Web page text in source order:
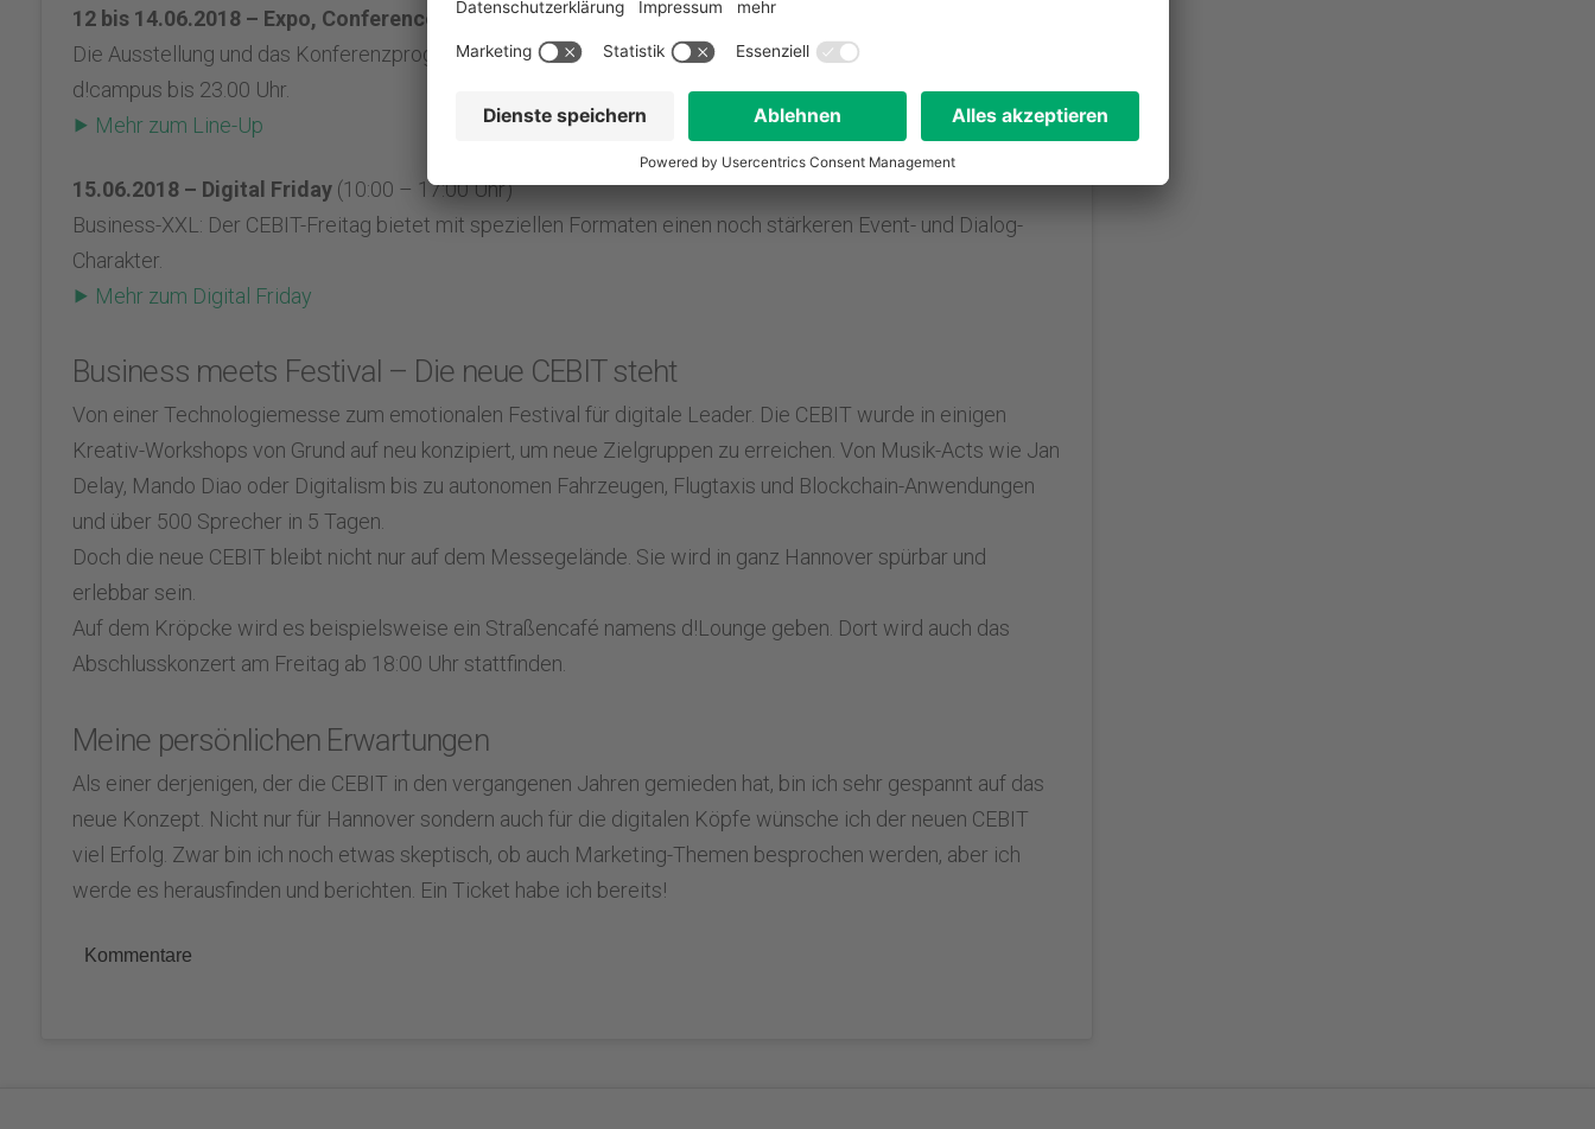
12 bis 14.06.2018 – Expo, Conference, Festival(10:00 – 23:00 Uhr)
Die Ausstellung und das Konferenzprogramm gehen bis 19:00 Uhr, die Abendveranstaltungen auf dem
d!campus bis 23.00 Uhr.
⯈ Mehr zum Line-Up
15.06.2018 – Digital Friday (10:00 – 17:00 Uhr)
Business-XXL: Der CEBIT-Freitag bietet mit speziellen Formaten einen noch stärkeren Event- und Dialog-
Charakter.
⯈ Mehr zum Digital Friday
Business meets Festival – Die neue CEBIT steht
Von einer Technologiemesse zum emotionalen Festival für digitale Leader. Die CEBIT wurde in einigen
Kreativ-Workshops von Grund auf neu konzipiert, um neue Zielgruppen zu erreichen. Von Musik-Acts wie Jan
Delay, Mando Diao oder Digitalism bis zu autonomen Fahrzeugen, Flugtaxis und Blockchain-Anwendungen
und über 500 Sprecher in 5 Tagen.
Doch die neue CEBIT bleibt nicht nur auf dem Messegelände. Sie wird in ganz Hannover spürbar und
erlebbar sein.
Auf dem Kröpcke wird es beispielsweise ein Straßencafé namens d!Lounge geben. Dort wird auch das
Abschlusskonzert am Freitag ab 18:00 Uhr stattfinden.
Meine persönlichen Erwartungen
Als einer derjenigen, der die CEBIT in den vergangenen Jahren gemieden hat, bin ich sehr gespannt auf das
neue Konzept. Nicht nur für Hannover sondern auch für die digitalen Köpfe wünsche ich der neuen CEBIT
viel Erfolg. Zwar bin ich noch etwas skeptisch, ob auch Marketing-Themen besprochen werden, aber ich
werde es herausfinden und berichten. Ein Ticket habe ich bereits!
Kommentare